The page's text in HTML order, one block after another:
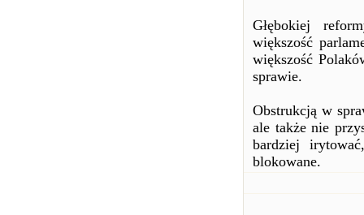
Głębokiej
większość
większość
sprawie.
Obstrukcją w
ale także nie
bardziej
blokowane.